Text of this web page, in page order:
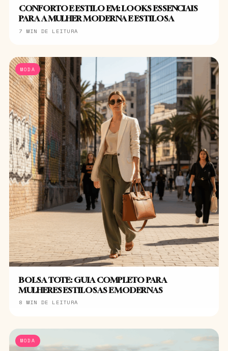
CONFORTO E ESTILO EM: LOOKS ESSENCIAIS
PARA A MULHER MODERNA E ESTILOSA
7 MIN DE LEITURA
MODA
BOLSA TOTE: GUIA COMPLETO PARA
MULHERES ESTILOSAS E MODERNAS
8 MIN DE LEITURA
MODA